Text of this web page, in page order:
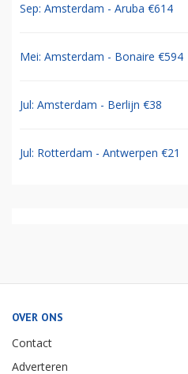
Sep: Amsterdam - Aruba €614
Mei: Amsterdam - Bonaire €594
Jul: Amsterdam - Berlijn €38
Jul: Rotterdam - Antwerpen €21
OVER ONS
Contact
Adverteren